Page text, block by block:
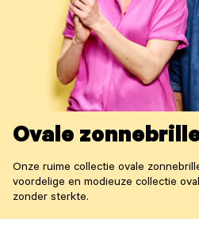
Ovale
Onze ruime collectie ovale
voordelige en modieuze collectie
zonder sterkte.